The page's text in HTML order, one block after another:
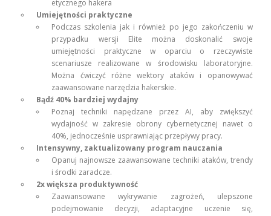
etycznego hakera
Umiejętności praktyczne
Podczas szkolenia jak i również po jego zakończeniu w
przypadku wersji Elite można doskonalić swoje
umiejętności praktyczne w oparciu o rzeczywiste
scenariusze realizowane w środowisku laboratoryjne.
Można ćwiczyć różne wektory ataków i opanowywać
zaawansowane narzędzia hakerskie.
Bądź 40% bardziej wydajny
Poznaj techniki napędzane przez AI, aby zwiększyć
wydajność w zakresie obrony cybernetycznej nawet o
40%, jednocześnie usprawniając przepływy pracy.
Intensywny, zaktualizowany program nauczania
Opanuj najnowsze zaawansowane techniki ataków, trendy
i środki zaradcze.
2x większa produktywność
Zaawansowane wykrywanie zagrożeń, ulepszone
podejmowanie decyzji, adaptacyjne uczenie się,